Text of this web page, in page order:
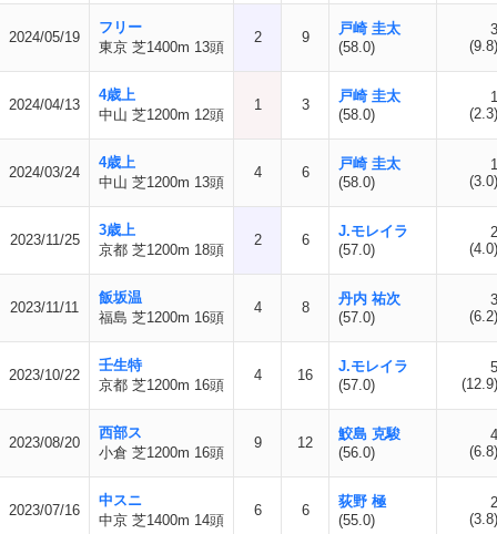
2024/05/19
フリー
東京 芝1400m 13頭
2 9
戸崎 圭太
(58.0)
3
(9.8)
2024/04/13
4歳上
中山 芝1200m 12頭
1 3
戸崎 圭太
(58.0)
1
(2.3)
2024/03/24
4歳上
中山 芝1200m 13頭
4 6
戸崎 圭太
(58.0)
1
(3.0)
2023/11/25
3歳上
京都 芝1200m 18頭
2 6
J.モレイラ
(57.0)
2
(4.0)
2023/11/11
飯坂温
福島 芝1200m 16頭
4 8
丹内 祐次
(57.0)
3
(6.2)
2023/10/22
壬生特
京都 芝1200m 16頭
4 16
J.モレイラ
(57.0)
5
(12.9)
2023/08/20
西部ス
小倉 芝1200m 16頭
9 12
鮫島 克駿
(56.0)
4
(6.8)
2023/07/16
中スニ
中京 芝1400m 14頭
6 6
荻野 極
(55.0)
2
(3.8)